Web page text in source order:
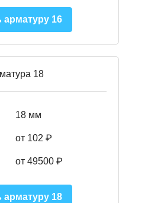
арматуру 16
18
18 мм
от 102 ₽
от 49500 ₽
арматуру 18